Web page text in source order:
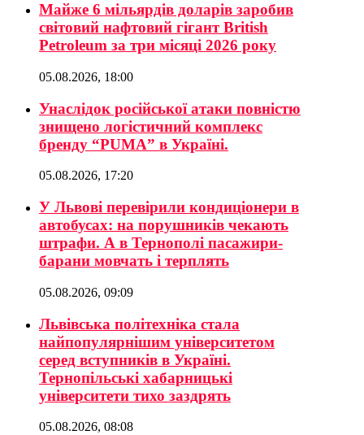
Майже 6 мільярдів доларів заробив
світовий нафтовий гігант British
Petroleum за три місяці 2026 року
05.08.2026, 18:00
Унаслідок російської атаки повністю
знищено логістичний комплекс
бренду “PUMA” в Україні.
05.08.2026, 17:20
У Львові перевірили кондиціонери в
автобусах: на порушників чекають
штрафи. А в Тернополі пасажири-
барани мовчать і терплять
05.08.2026, 09:09
Львівська політехніка стала
найпопулярнішим університетом
серед вступників в Україні.
Тернопільські хабарницькі
університети тихо заздрять
05.08.2026, 08:08